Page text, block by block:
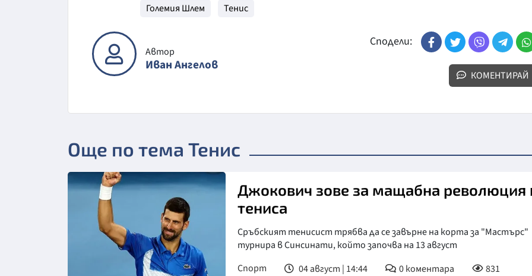
Големия Шлем
Тенис
Автор
Иван Ангелов
Сподели:
КОМЕНТИРАЙ
Още по тема Тенис
Джокович зове за мащабна революция
тениса
Сръбският тенисист трябва да се завърне на корта за "Мастърс"
турнира в Синсинати, който започва на 13 август
Спорт
04 август | 14:44 0коментара 831